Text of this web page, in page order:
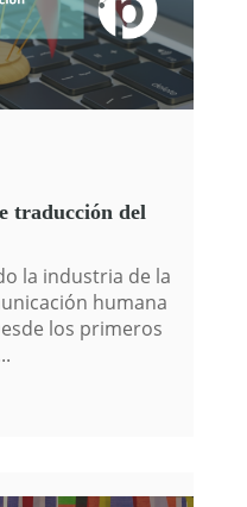
traducción del
la industria de la
humana
los primeros